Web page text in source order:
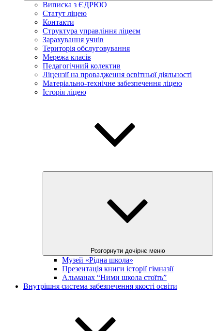
Виписка з ЄДРЮО
Статут ліцею
Контакти
Структура управління ліцеєм
Зарахування учнів
Територія обслуговування
Мережа класів
Педагогічний колектив
Ліцензії на провадження освітньої діяльності
Матеріально-технічне забезпечення ліцею
Історія ліцею
Розгорнути дочірнє меню
Музей «Рідна школа»
Презентація книги історії гімназії
Альманах “Ними школа стоїть”
Внутрішня система забезпечення якості освіти